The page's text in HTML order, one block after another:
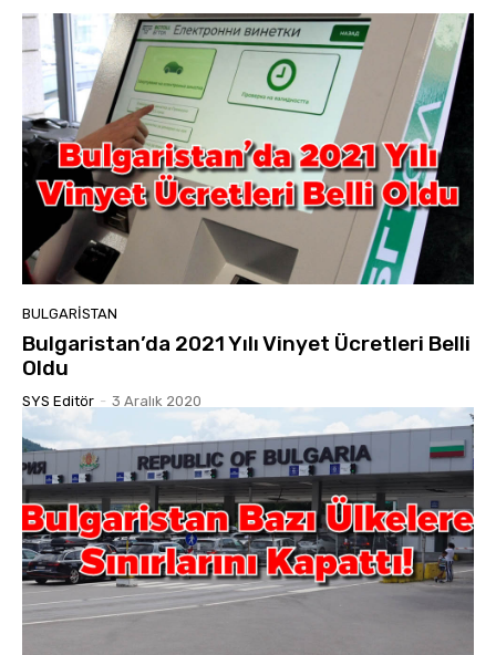
BULGARISTAN
Bulgaristan’da 2021 Yılı Vinyet Ücretleri Belli
Oldu
SYS Editör - 3 Aralık 2020